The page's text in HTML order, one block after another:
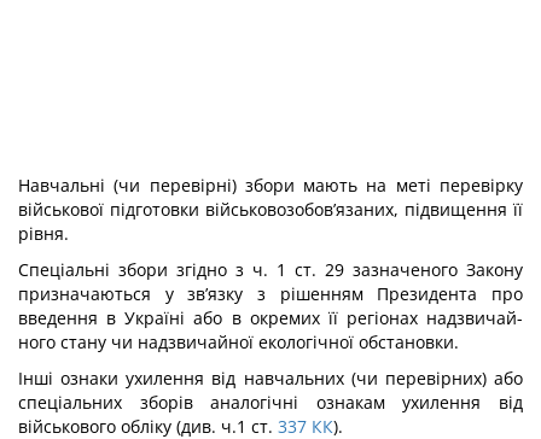
Навчальні (чи перевірні) збори мають на меті перевірку
військової підготовки військовозобов’язаних, підвищення її
рівня.
Спеціальні збори згідно з ч. 1 ст. 29 зазначеного Закону
призначаються у зв’язку з рішенням Президента про
введення в Україні або в окремих її регіонах надзвичай­
ного стану чи надзвичайної екологічної обстановки.
Інші ознаки ухилення від навчальних (чи перевірних) або
спеціальних зборів аналогічні ознакам ухилення від
військового обліку (див. ч.1 ст. 337 КК).